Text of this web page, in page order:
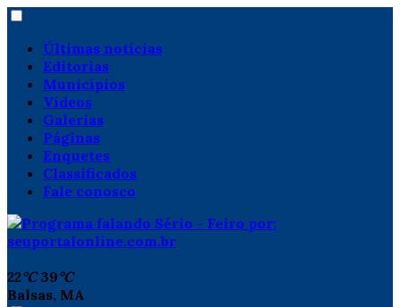
Últimas notícias
Editorias
Municípios
Vídeos
Galerias
Páginas
Enquetes
Classificados
Fale conosco
22°C 39°C
Balsas, MA